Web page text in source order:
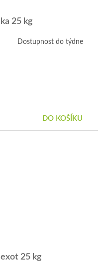
25 kg
Dostupnost do týdne
DO KOŠÍKU
25 kg